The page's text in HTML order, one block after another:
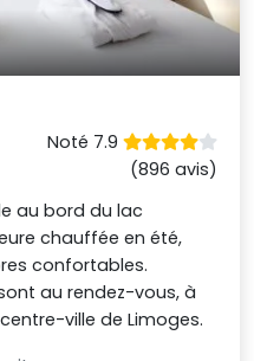
Noté 7.9
(896 avis)
au bord du lac
chauffée en été,
confortables.
au rendez-vous, à
ville de Limoges.